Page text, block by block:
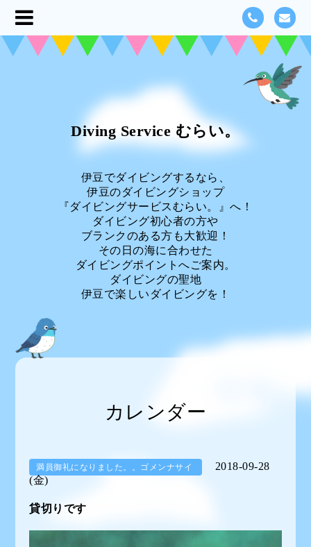
Diving Service むらい。
伊豆でダイビングするなら、
伊豆のダイビングショップ
『ダイビングサービスむらい。』へ！
ダイビング初心者の方や
ブランクのある方も大歓迎！
その日の海に合わせた
ダイビングポイントへご案内。
ダイビングの聖地
伊豆で楽しいダイビングを！
カレンダー
満員御礼になりました。。ゴメンナサイ
2018-09-28
(金)
貸切りです